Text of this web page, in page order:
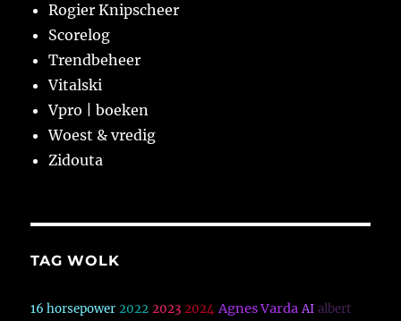
Rogier Knipscheer
Scorelog
Trendbeheer
Vitalski
Vpro | boeken
Woest & vredig
Zidouta
TAG WOLK
16 horsepower 2022 2023 2024 Agnes Varda AI albert